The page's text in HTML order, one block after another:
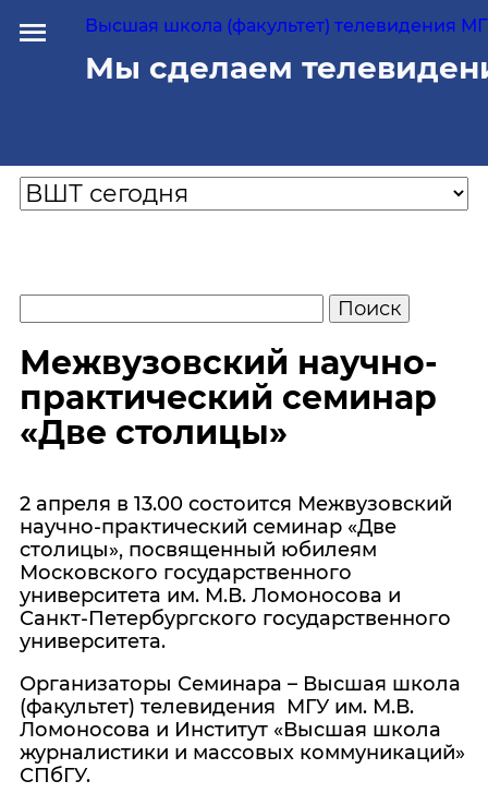
Высшая школа (факультет) телевидения
Мы сделаем
Межвузовский научно-
практический семинар
«Две столицы»
2 апреля в 13.00 состоится Межвузовский
научно-практический семинар «Две
столицы», посвященный юбилеям
Московского государственного
университета им. М.В. Ломоносова и
Санкт-Петербургского государственного
университета.
Организаторы Семинара – Высшая школа
(факультет) телевидения МГУ им. М.В.
Ломоносова и Институт «Высшая школа
журналистики и массовых коммуникаций»
СПбГУ.